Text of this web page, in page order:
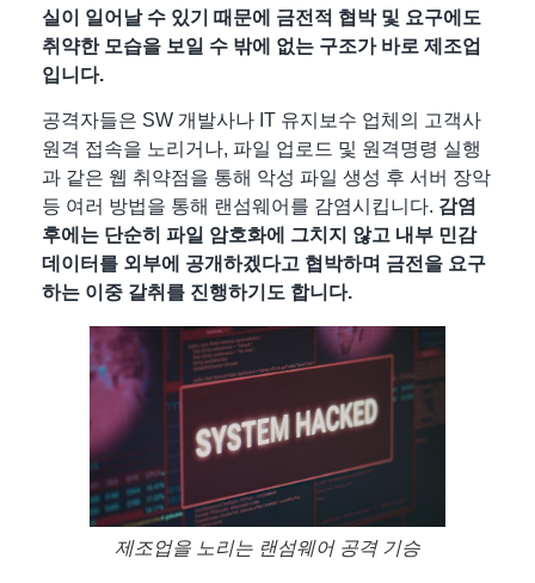
실이 일어날 수 있기 때문에
금전적 협박 및 요구에도
취약한 모습을 보일 수 밖에 없는 구조가 바로 제조업
입니다.
공격자들은 SW 개발사나 IT 유지보수 업체의 고객사
원격 접속을 노리거나, 파일 업로드 및 원격명령 실행
과 같은 웹 취약점을 통해 악성 파일 생성 후 서버 장악
등 여러 방법을 통해 랜섬웨어를 감염시킵니다. 감염
후에는 단순히 파일 암호화에 그치지 않고 내부 민감
데이터를 외부에 공개하겠다고 협박하며 금전을 요구
하는 이중 갈취를 진행하기도 합니다.
제조업을 노리는 랜섬웨어 공격 기승